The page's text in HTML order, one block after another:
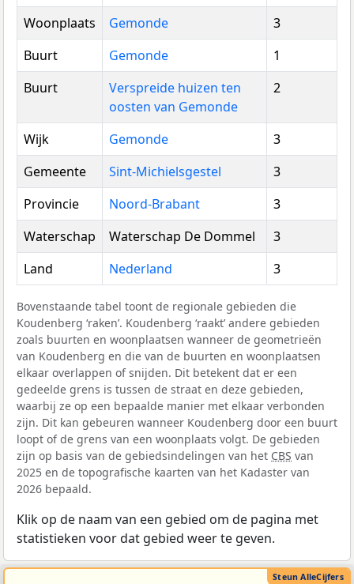
Woonplaats Gemonde
3
Buurt
Gemonde
1
Buurt
Verspreide huizen ten
oosten van Gemonde
2
Wijk Gemonde
3
Gemeente
Sint-Michielsgestel
3
Provincie
Noord-Brabant
3
Waterschap
Waterschap De Dommel
3
Land
Nederland 3
Bovenstaande tabel toont de regionale gebieden die
Koudenberg ‘raken’. Koudenberg ‘raakt’ andere gebieden
zoals buurten en woonplaatsen wanneer de geometrieën
van Koudenberg en die van de buurten en woonplaatsen
elkaar overlappen of snijden. Dit betekent dat er een
gedeelde grens is tussen de straat en deze gebieden,
waarbij ze op een bepaalde manier met elkaar verbonden
zijn. Dit kan gebeuren wanneer Koudenberg door een buurt
loopt of de grens van een woonplaats volgt. De gebieden
zijn op basis van de gebiedsindelingen van het CBS van
2025 en de topografische kaarten van het Kadaster van
2026 bepaald.
Klik op de naam van een gebied om de pagina met
statistieken voor dat gebied weer te geven.